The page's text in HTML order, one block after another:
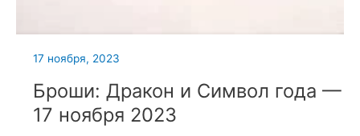
17 ноября, 2023
Броши: Дракон и Символ года —
17 ноября 2023